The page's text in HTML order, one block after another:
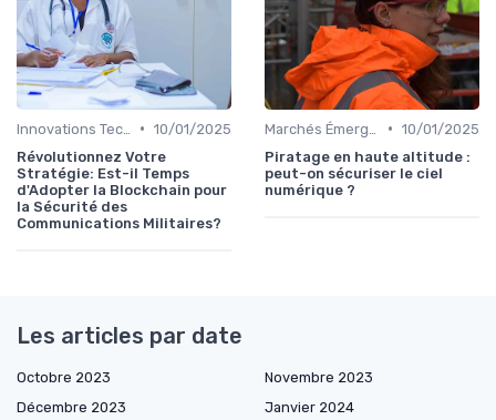
• 10/01/2025
Révolutionnez Votre
Stratégie: Est-il Temps
d'Adopter la Blockchain pour
la Sécurité des
Communications Militaires?
• 10/01/2025
Piratage en haute altitude :
peut-on sécuriser le ciel
numérique ?
Les articles par date
Octobre 2023
Novembre 2023
Décembre 2023
Janvier 2024